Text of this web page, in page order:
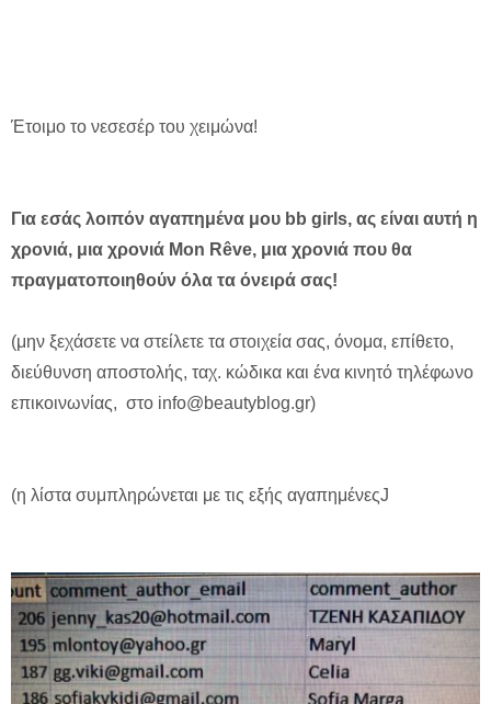
Έτοιμο το νεσεσέρ του χειμώνα!
Για εσάς λοιπόν αγαπημένα μου bb girls, ας είναι αυτή η
χρονιά, μια χρονιά Mon Rêve, μια χρονιά που θα
πραγματοποιηθούν όλα τα όνειρά σας!
(μην ξεχάσετε να στείλετε τα στοιχεία σας, όνομα, επίθετο,
διεύθυνση αποστολής, ταχ. κώδικα και ένα κινητό τηλέφωνο
επικοινωνίας, στο info@beautyblog.gr)
(η λίστα συμπληρώνεται με τις εξής αγαπημένεςJ